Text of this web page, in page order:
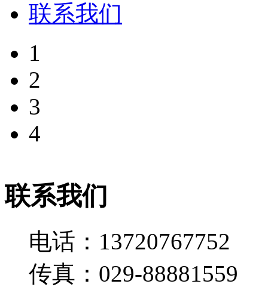
联系我们
1
2
3
4
联系我们
电话：13720767752
传真：029-88881559